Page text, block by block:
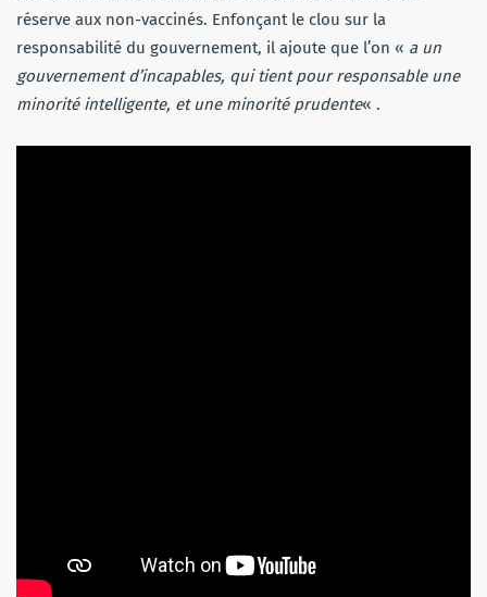
réserve aux non-vaccinés. Enfonçant le clou sur la
responsabilité du gouvernement, il ajoute que l’on « a un
gouvernement d’incapables, qui tient pour responsable une
minorité intelligente, et une minorité prudente« .